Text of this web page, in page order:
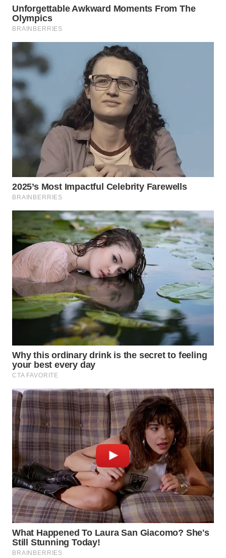
WN
KALTARA
WN
KALSEL
WN
KALTIM
SULSEL
WN
GORONTALO
WN
SULUT
WN
MALUKU
WN
MALUT
WN
WN
DANAU
TOBA
WN
NIAS
WN
LANGKAT
WN
TAPANULI
SELATAN
WN
TANJUNG
LESUNG